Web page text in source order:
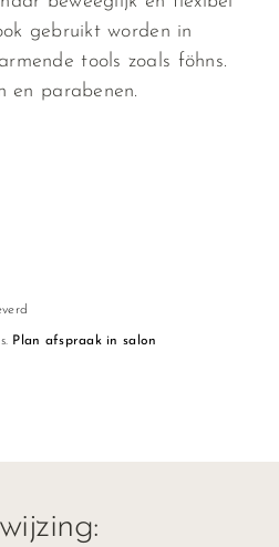
gebruikt worden in
tools zoals föhns.
en parabenen.
Plan afspraak in salon